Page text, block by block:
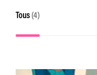
Tous (4)